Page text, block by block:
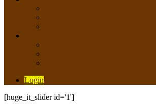
Login
[huge_it_slider id='1']